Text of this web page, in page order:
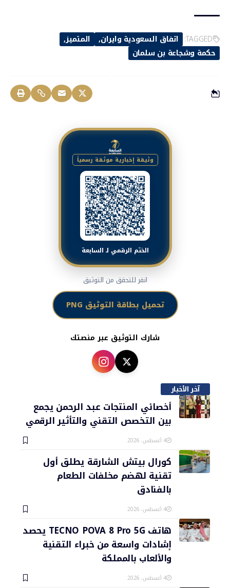
TAGGED: اتفاق السعودية وايران
المتميز
حكمة وشجاعة بن سلمان
وثيقة إخبارية موثقة رسمياً
الختم الرقمي لـ السابعة
انقر للتحقق من التوثيق
تحميل بطاقة التوثيق PNG
شارك التوثيق عبر منصتك
آخر الأخبار
أخصائي المنتجات عبد الرحمن يجمع
بين التخصص التقني والتأثير الرقمي
4 أغسطس، 2026
كورال بيتش الشارقة يطلق أول
تقنية لهضم مخلفات الطعام
بالفنادق
4 أغسطس، 2026
هاتف TECNO POVA 8 Pro 5G يحصد
إشادات واسعة من خبراء التقنية
والألعاب بالمملكة
4 أغسطس، 2026